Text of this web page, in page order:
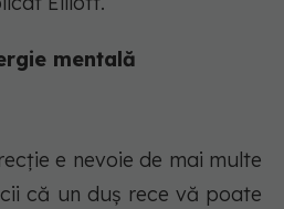
mentală
e nevoie de mai multe
că un duș rece vă poate